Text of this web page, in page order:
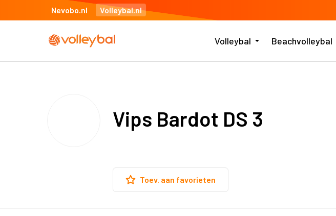
Nevobo.nl Volleybal.nl
Volleybal Beachvolleybal
Vips Bardot DS 3
Toev. aan favorieten